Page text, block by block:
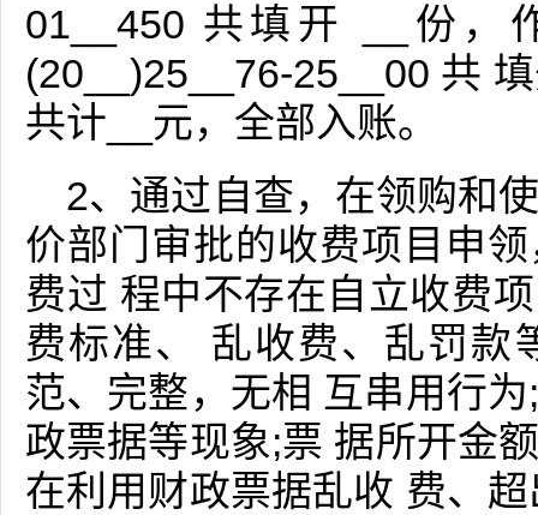
01__450 共填开 __份
(20__)25__76-25__00 共
共计__元，全部入账。
2、通过自查，在领购和
价部门审批的收费项目申
费过 程中不存在自立收费
费标准、 乱收费、乱罚款
范、完整，无相 互串用行
政票据等现象;票 据所开金
在利用财政票据乱收 费、